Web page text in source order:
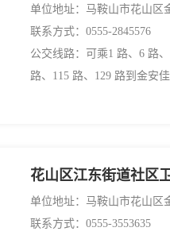
单位地址：马鞍山市花山区
联系方式：0555-2845576
公交线路：可乘1 路、6 路
路、115 路、129 路到金安
花山区江东街道社区
单位地址：马鞍山市花山区
联系方式：0555-3553635